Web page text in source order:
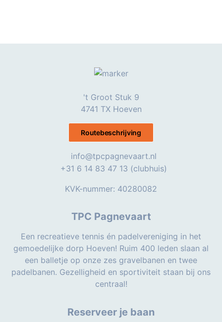
't Groot Stuk 9
4741 TX Hoeven
Routebeschrijving
info@tpcpagnevaart.nl
+31 6 14 83 47 13 (clubhuis)
KVK-nummer: 40280082
TPC Pagnevaart
Een recreatieve tennis én padelvereniging in het
gemoedelijke dorp Hoeven! Ruim 400 leden slaan al
een balletje op onze zes gravelbanen en twee
padelbanen. Gezelligheid en sportiviteit staan bij ons
centraal!
Reserveer je baan